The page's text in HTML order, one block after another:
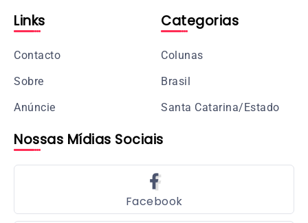
Links
Contacto
Sobre
Anúncie
Categorias
Colunas
Brasil
Santa Catarina/Estado
Nossas Mídias Sociais
Facebook